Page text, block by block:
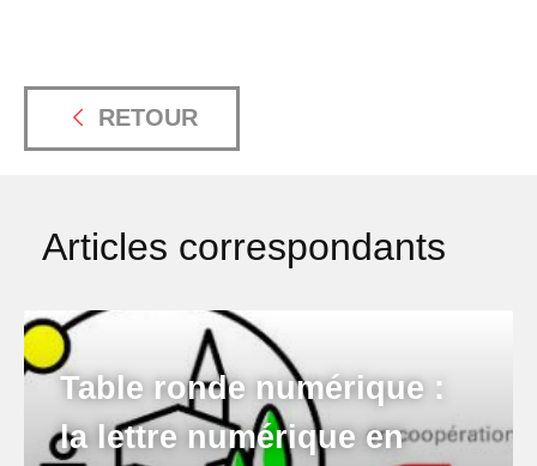
RETOUR
Articles correspondants
Table ronde numérique :
la lettre numérique en